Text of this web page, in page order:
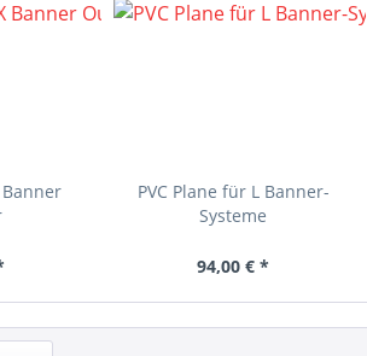
Banner
PVC Plane für L Banner-
Systeme
94,00 € *